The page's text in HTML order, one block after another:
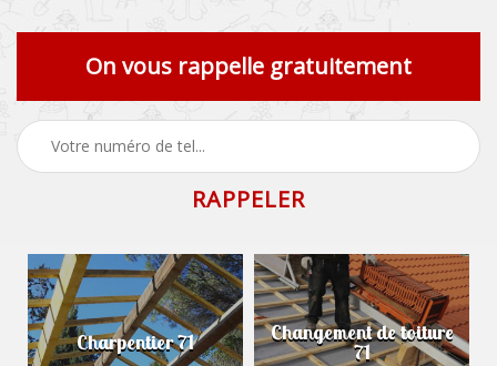
On vous rappelle gratuitement
Charpentier 71 Changement de toiture
71